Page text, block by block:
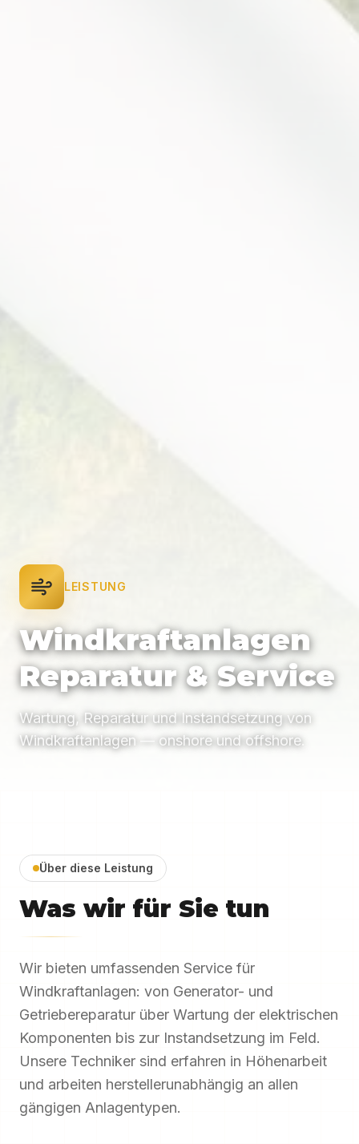
LEISTUNG
Windkraftanlagen
Reparatur & Service
Wartung, Reparatur und Instandsetzung von
Windkraftanlagen — onshore und offshore.
Über diese Leistung
Was wir für Sie tun
Wir bieten umfassenden Service für
Windkraftanlagen: von Generator- und
Getriebereparatur über Wartung der elektrischen
Komponenten bis zur Instandsetzung im Feld.
Unsere Techniker sind erfahren in Höhenarbeit
und arbeiten herstellerunabhängig an allen
gängigen Anlagentypen.